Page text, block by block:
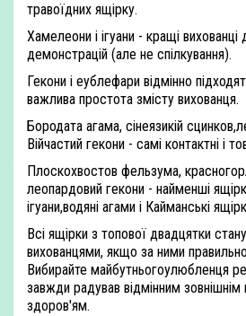
травоїдних ящірку.
Хамелеони і ігуани - кращі
демонстрацій (але не спілкування).
Гекони і еублефари відмінно
важлива простота змісту вихованця.
Бородата агама, сінеязикій
Війчастий гекони - самі контактні і
Плоскохвостов фельзума,
леопардовий гекони - найменші
ігуани,водяні агами і Кайманські
Всі ящірки з топової двадцятки
вихованцями, якщо за ними
Вибирайте майбутньогоулюбленця
завжди радував відмінним зовнішнім
здоров'ям.